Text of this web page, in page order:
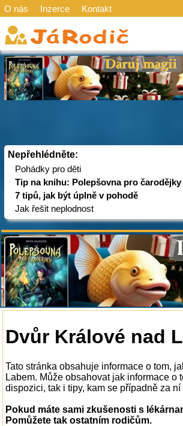
O nás Inzerce Kontakt
Nepřehlédněte:
Pohádky pro děti
Tip na knihu: Polepšovna pro čarodějky
7 tipů, jak být úplně v pohodě
Jak řešit neplodnost
Dvůr Králové nad
Tato stránka obsahuje informace o tom,
Labem. Může obsahovat jak informace
dispozici, tak i tipy, kam se případně za ní
Pokud máte sami zkušenosti s
Pomůžete tak ostatním rodičům.